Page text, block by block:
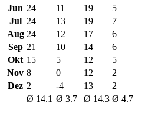
Jun 24 11 19
5
Jul 24 13 19
7
Aug 24 12 17
6
Sep 21 10 14
6
Okt 15 5 12
5
Nov 8 0 12
2
Dez 2 -4 13
2
Ø 14.1 Ø 3.7 Ø 14.3 Ø 4.7